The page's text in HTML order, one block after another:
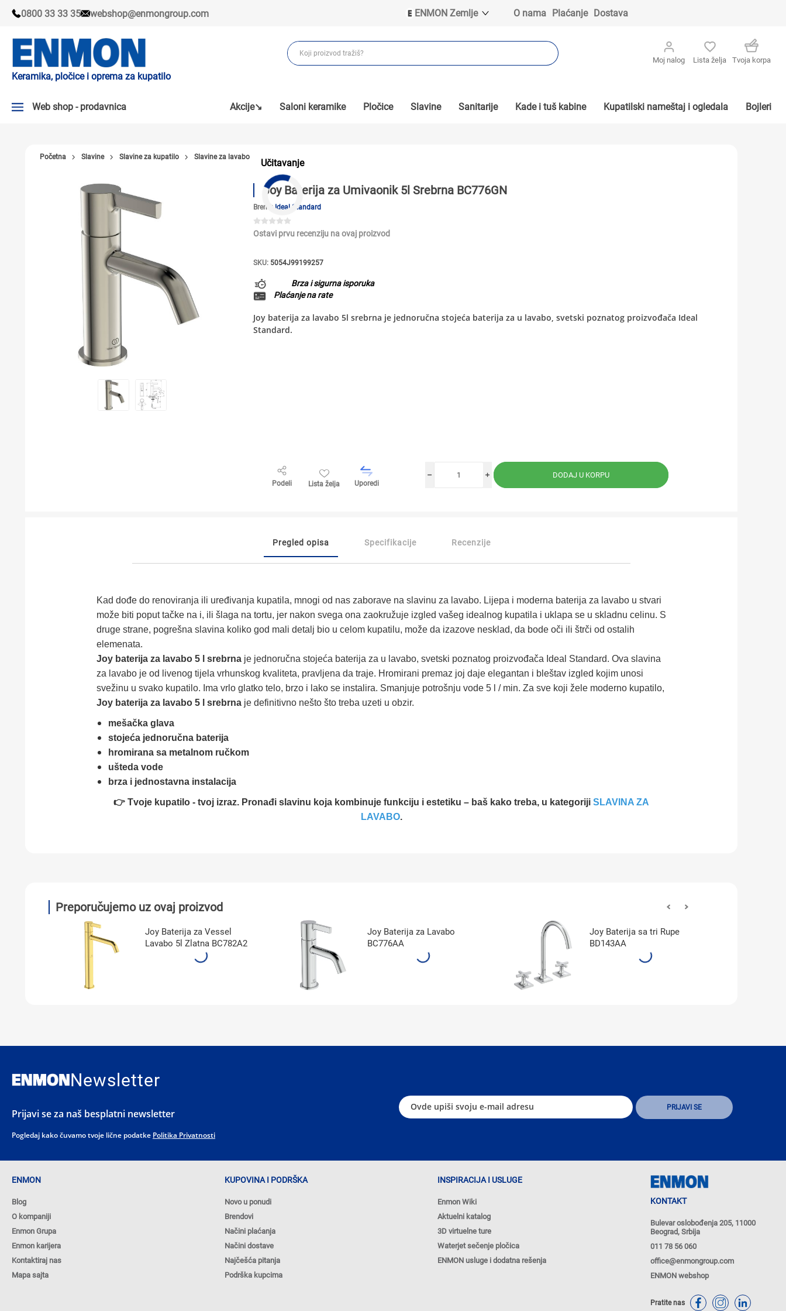
0800 33 33 35 webshop@enmongroup.com
ENMON Zemlje
ENMON BIH
ENMON MKD
O nama Plaćanje Dostava
Keramika, pločice i oprema za kupatilo
Moj nalog Lista želja Tvoja korpa
Web shop - prodavnica
PLOČICE
KADE I TUŠ KABINE
SANITARIJE
KUPATILSKI NAMEŠTAJ I OGLEDALA
PODNE I ZIDNE OBLOGE
LAJSNE ZA PLOČICE
ALATI ZA KERAMIKU
Akcije↘ Saloni keramike Pločice Slavine Sanitarije Kade i tuš kabine Kupatilski nameštaj i ogledala Bojleri
Učitavanje
Početna Slavine Slavine za kupatilo Slavine za lavabo
Joy Baterija za Umivaonik 5l Srebrna BC776GN
Brend: Ideal Standard
Ostavi prvu recenziju na ovaj proizvod
SKU: 5054J99199257
Brza i sigurna isporuka
Plaćanje na rate
Joy baterija za lavabo 5l srebrna je jednoručna stojeća baterija za u lavabo, svetski poznatog proizvođača Ideal
Standard.
Podeli Lista želja Uporedi
i
h
Pregled opisa Specifikacije Recenzije
Kad dođe do renoviranja ili uređivanja kupatila, mnogi od nas zaborave na slavinu za lavabo. Lijepa i moderna baterija za lavabo u stvari
može biti poput tačke na i, ili šlaga na tortu, jer nakon svega ona zaokružuje izgled vašeg idealnog kupatila i uklapa se u skladnu celinu. S
druge strane, pogrešna slavina koliko god mali detalj bio u celom kupatilu, može da izazove nesklad, da bode oči ili štrči od ostalih
elemenata.
Joy baterija za lavabo 5 l srebrnaje jednoručna stojeća baterija za u lavabo, svetski poznatog proizvođača Ideal Standard. Ova slavina
za lavabo je od livenog tijela vrhunskog kvaliteta, pravljena da traje. Hromirani premaz joj daje elegantan i bleštav izgled kojim unosi
svežinu u svako kupatilo. Ima vrlo glatko telo, brzo i lako se instalira. Smanjuje potrošnju vode 5 l / min. Za sve koji žele moderno kupatilo,
Joy baterija za lavabo 5 l srebrnaje definitivno nešto što treba uzeti u obzir.
mešačka glava
stojeća jednoručna baterija
hromirana sa metalnom ručkom
ušteda vode
brza i jednostavna instalacija
👉 Tvoje kupatilo - tvoj izraz. Pronađi slavinu koja kombinuje funkciju i estetiku – baš kako treba, u kategoriji SLAVINA ZA
LAVABO.
Preporučujemo uz ovaj proizvod
Joy Baterija za Vessel
Lavabo 5l Zlatna BC782A2
Joy Baterija za Lavabo
BC776AA
Joy Baterija sa tri Rupe
BD143AA
Newsletter
Prijavi se za naš besplatni newsletter
Pogledaj kako čuvamo tvoje lične podatke Politika Privatnosti
ENMON
Blog
O kompaniji
Enmon Grupa
Enmon karijera
Kontaktiraj nas
Mapa sajta
KUPOVINA I PODRŠKA
Novo u ponudi
Brendovi
Načini plaćanja
Načini dostave
Najčešća pitanja
Podrška kupcima
INSPIRACIJA I USLUGE
Enmon Wiki
Aktuelni katalog
3D virtuelne ture
Waterjet sečenje pločica
ENMON usluge i dodatna rešenja
KONTAKT
Bulevar oslobođenja 205, 11000
Beograd, Srbija
011 78 56 060
office@enmongroup.com
ENMON webshop
Pratite nas